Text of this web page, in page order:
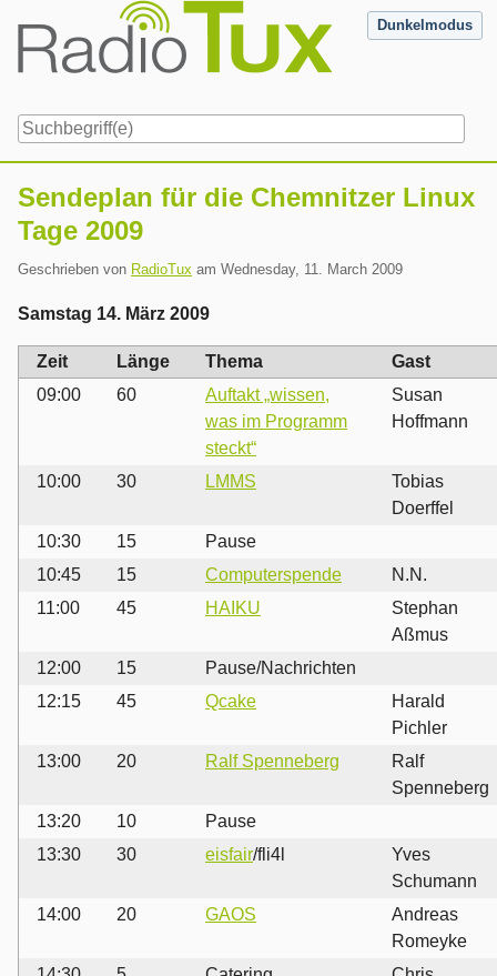
content
Dunkelmodus
Sendeplan für die Chemnitzer Linux
Tage 2009
Geschrieben von RadioTux am Wednesday, 11. March 2009
Samstag 14. März 2009
Zeit Länge Thema
Gast
09:00
60
Auftakt „wissen,
was im Programm
steckt“
Susan
Hoffmann
10:00 30 LMMS
Tobias
Doerffel
10:30
15
Pause
10:45
15 Computerspende
N.N.
11:00
45 HAIKU
Stephan
Aßmus
12:00
15
Pause/Nachrichten
12:15
45 Qcake
Harald
Pichler
13:00
20 Ralf Spenneberg
Ralf
Spenneberg
13:20
10
Pause
13:30
30 eisfair/fli4l
Yves
Schumann
14:00
20 GAOS
Andreas
Romeyke